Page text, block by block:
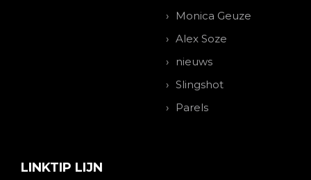
Monica Geuze
Alex Soze
nieuws
Slingshot
Parels
LINKTIP LIJN